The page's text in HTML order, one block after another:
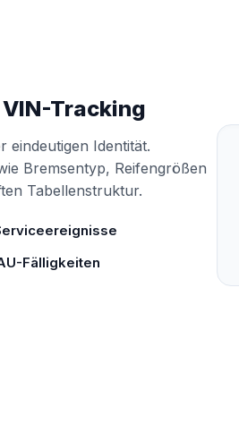
Tracking
eindeutigen Identität.
Bremsentyp, Reifengrößen
Tabellenstruktur.
Fälligkeiten